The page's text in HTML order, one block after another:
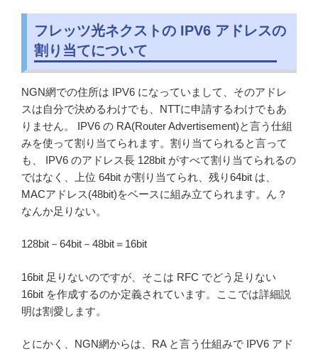
フレッツ光ネクストの IPV6 アドレスの
割り当てについて
NGN網での住所は IPV6 になっていまして、そのアドレ
スは自分で決めるわけでも、NTTに申請するわけでもあ
りません。 IPV6 の RA(Router Advertisement)と言う仕組
みを使って割り当てられます。割り当てられると言って
も、 IPV6 のアドレス長 128bit がすべて割り当てられるの
ではなく、上位 64bit が割り当てられ、残り64bit は、
MACアドレス(48bit)をベースに組み立てられます。ん？
なんか足りない。
128bit－64bit－48bit＝16bit
16bit 足りないのですが、そこは RFC でどう足りない
16bit を作成するのか定義されています。ここでは詳細説
明は割愛します。
とにかく、NGN網からは、RA と言う仕組みで IPV6 アド